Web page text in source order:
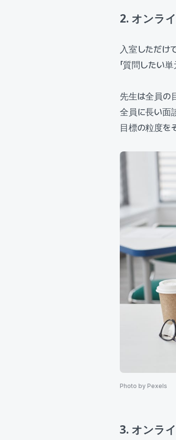
2. オンラ
入室しただけ
「質問したい
先生は全員の
全員に長い面
目標の粒度を
Photo by Pexels
3. オンラ